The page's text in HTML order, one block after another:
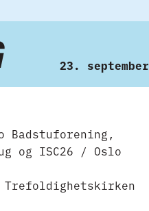
23. september
Badstuforening,
og ISC26 / Oslo
Trefoldighetskirken